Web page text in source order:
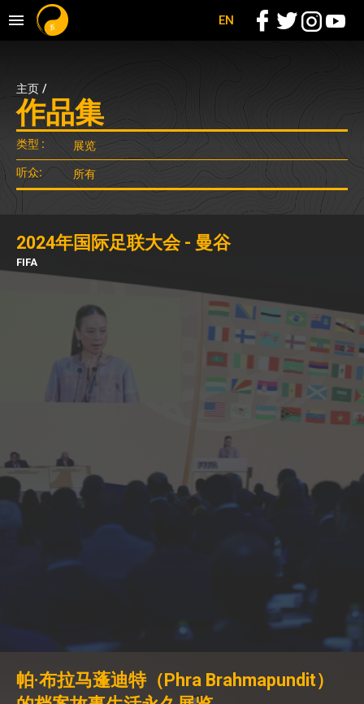
EN
主页 /
作品集
类型 :
听众:
2024年国际足联大会 - 曼谷
FIFA
帕·布拉马蓬迪特（Phra Brahmapundit）